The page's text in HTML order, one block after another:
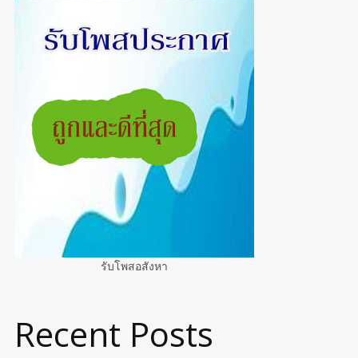
รับโพสอสังหา
Recent Posts